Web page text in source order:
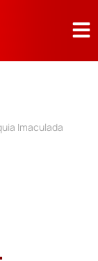
Imaculada